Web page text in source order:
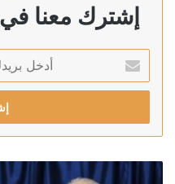
إشترك معنا في
بريدك
الإلكتروني